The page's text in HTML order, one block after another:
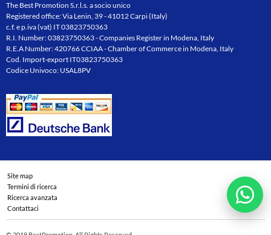
The Best Promotion S.r.l.s. a socio unico
Registered office: Via Lenin, 39 - 41012 Carpi (Italy)
c.f. e p.iva (vat) IT 03823750363
R.I. Number: 03823750363 - Companies Register in Modena, Italy
R.E.A Number: 420766 CCIAA - Chamber of Commerce in Modena, Italy
Cod. Import-export IT03823750363
Codice Univoco: USAL8PV
Site map
Termini di ricerca
Ricerca avanzata
Contattaci